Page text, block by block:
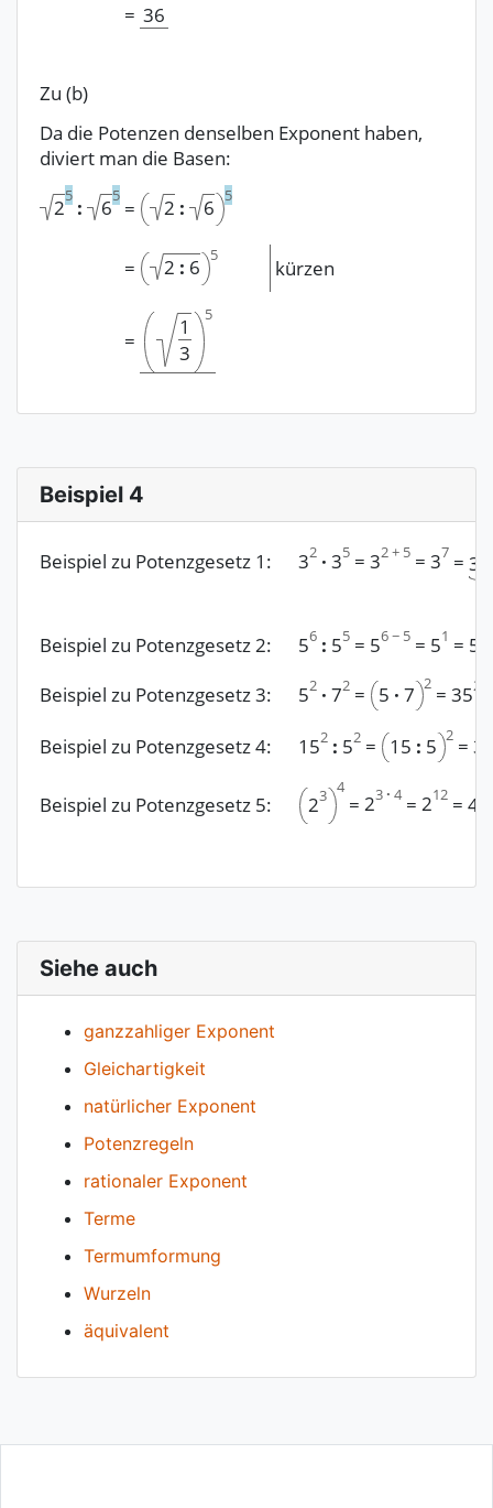
= 36
Zu (b)
Da die Potenzen denselben Exponent haben,
diviert man die Basen:
25
: 65
= 2 : 6
5
= 2 : 6
5
kürzen
=
1
3
5
Beispiel 4
Beispiel zu Potenzgesetz 1: 32 · 35 = 32+ 5 = 37 = 3
Beispiel zu Potenzgesetz 2: 56 : 55 = 56− 5 = 51 = 5
Beispiel zu Potenzgesetz 3:
52 · 72 = 5 · 7 2 = 352
Beispiel zu Potenzgesetz 4: 152 : 52 = 15 : 5 2 = 3
Beispiel zu Potenzgesetz 5: 23 4
= 23 · 4 = 212 =
Siehe auch
ganzzahliger Exponent
Gleichartigkeit
natürlicher Exponent
Potenzregeln
rationaler Exponent
Terme
Termumformung
Wurzeln
äquivalent